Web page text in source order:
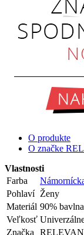
O produkte
O značke
Vlastnosti
Farba
Pohlaví Ženy
Materiál 90%
Veľkosť
Značka